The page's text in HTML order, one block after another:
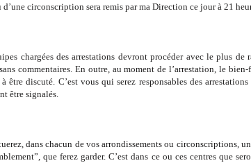
d’une circonscription sera remis par ma Direction ce jour à 21
des arrestations devront procéder avec le plus de
commentaires. En outre, au moment de l’arrestation, le
être discuté. C’est vous qui serez responsables des
être signalés.
dans chacun de vos arrondissements ou circonscriptions, un
que ferez garder. C’est dans ce ou ces centres que